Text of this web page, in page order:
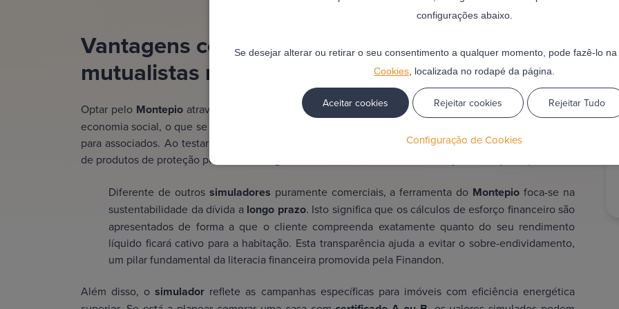
configurações abaixo.
Se desejar alterar ou retirar o seu consentimento a qualquer momento, pode fazê-lo na
Cookies, localizada no rodapé da página.
Aceitar cookies Rejeitar cookies Rejeitar Tudo
Configuração de Cookies
Vantagens competitivas das soluções
mutualistas no crédito
Optar pelo Montepioatravés do seu simulador
permite aceder a um modelo de banca com raízes na
economia social, o que se traduz frequentemente em condições de spread mais estáveis e benefícios
para associados. Ao testar diferentes cenários, o utilizador percebe que a flexibilidade na subscrição
de produtos de proteção pode reduzir significativamente o
Diferente de outros simuladores puramente comerciais, a ferramenta do Montepio foca-se na
sustentabilidade da dívida a longo prazo. Isto significa que os cálculos de esforço financeiro são
apresentados de forma a que o cliente compreenda exatamente quanto do seu rendimento
líquido ficará cativo para a habitação. Esta transparência ajuda a evitar o sobre-endividamento,
um pilar fundamental da literacia financeira promovida pela Finandon.
Além disso, osimulador reflete as campanhas específicas para imóveis com eficiência energética